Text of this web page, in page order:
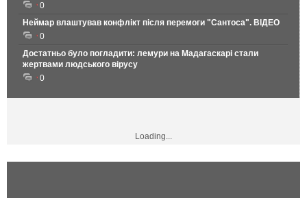
0
Неймар влаштував конфлікт після перемоги "Сантоса". ВІДЕО
0
Достатньо було погладити: лемури на Мадагаскарі стали
жертвами людського вірусу
0
Loading...